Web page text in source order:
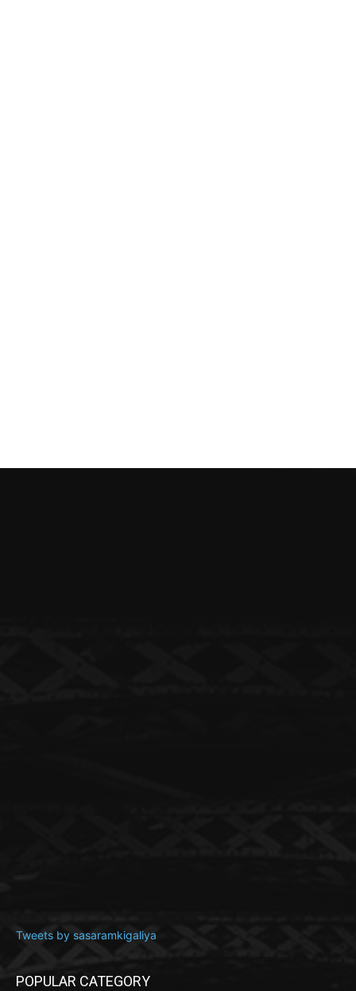
Tweets by sasaramkigaliya
POPULAR CATEGORY